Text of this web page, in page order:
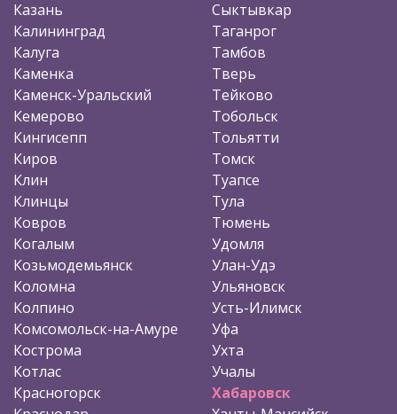
Казань
Калининград
Калуга
Каменка
Каменск-Уральский
Кемерово
Кингисепп
Киров
Клин
Клинцы
Ковров
Когалым
Козьмодемьянск
Коломна
Колпино
Комсомольск-на-Амуре
Кострома
Котлас
Красногорск
Сыктывкар
Таганрог
Тамбов
Тверь
Тейково
Тобольск
Тольятти
Томск
Туапсе
Тула
Тюмень
Удомля
Улан-Удэ
Ульяновск
Усть-Илимск
Уфа
Ухта
Учалы
Хабаровск